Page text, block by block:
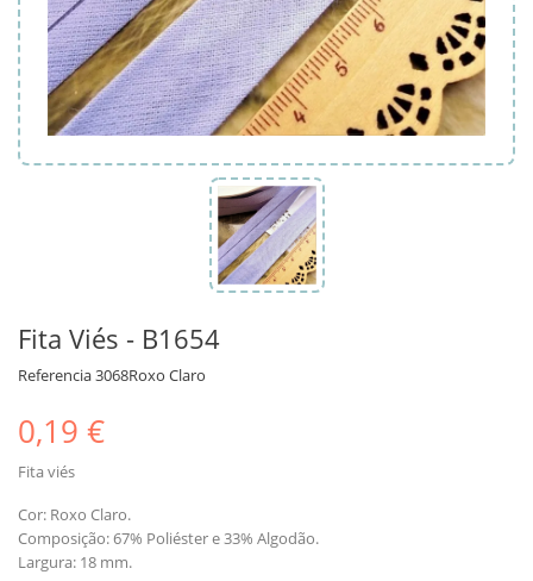
Fita Viés - B1654
Referencia3068Roxo Claro
0,19 €
Fita viés
Cor: Roxo Claro.
Composição: 67% Poliéster e 33% Algodão.
Largura: 18 mm.